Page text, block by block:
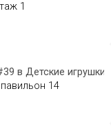
1
в Детские игрушки
14